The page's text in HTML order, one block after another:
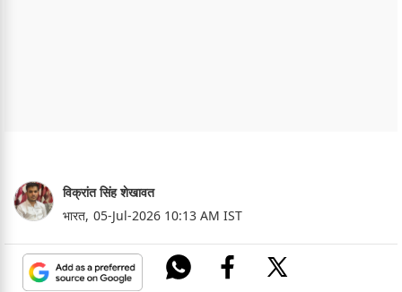
विक्रांत सिंह शेखावत
भारत, 05-Jul-2026 10:13 AM IST